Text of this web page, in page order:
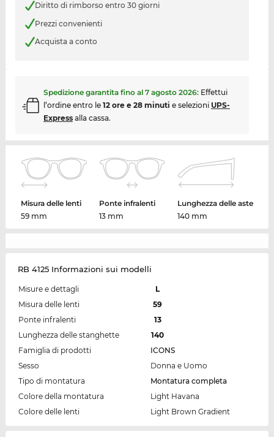
Diritto di rimborso entro 30 giorni
Prezzi convenienti
Acquista a conto
Spedizione garantita fino al 7 agosto 2026: Effettui
l’ordine entro le 12 ore e 28 minuti e selezioni UPS-
Expressalla cassa.
Misura delle lenti
59 mm
Ponte infralenti
13 mm
Lunghezza delle aste
140 mm
RB 4125 Informazioni sui modelli
Misure e dettagli
L
Misura delle lenti
59
Ponte infralenti
13
Lunghezza delle stanghette
140
Famiglia di prodotti
ICONS
Sesso
Donna e Uomo
Tipo di montatura
Montatura completa
Colore della montatura
Light Havana
Colore delle lenti
Light Brown Gradient